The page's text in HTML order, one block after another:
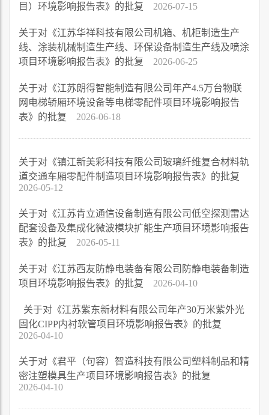
目）环境影响报告表》的批复
2026-07-15
关于对《江苏华祥科技有限公司机箱、机柜制造生产
线、涂装机械制造生产线、环保设备制造生产线及喷涂
项目环境影响报告表》的批复
2026-06-25
关于对《江苏朗得智能制造有限公司年产4.5万台物联
网电梯轿厢环境设备等电梯零配件项目环境影响报告
表》的批复
2026-06-18
关于对《镇江新美彩科技有限公司玻璃纤维复合材料轨
道交通车厢零配件制造项目环境影响报告表》的批复
2026-05-12
关于对《江苏肯立通信设备制造有限公司低空探测雷达
配套设备及集成化微波模块扩能生产项目环境影响报告
表》的批复
2026-05-11
关于对《江苏西友防静电装备有限公司防静电装备制造
项目环境影响报告表》的批复
2026-04-10
关于对《江苏紫东新材料有限公司年产30万米紫外光
固化CIPP内衬软管项目环境影响报告表》的批复
2026-04-10
关于对《君平（句容）智造科技有限公司塑料制品和精
密注塑模具生产项目环境影响报告表》的批复
2026-04-10